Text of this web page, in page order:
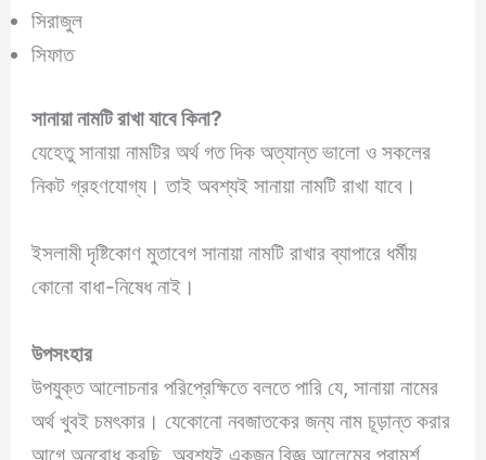
সিরাজুল
সিফাত
সানায়া নামটি রাখা যাবে কিনা?
যেহেতু সানায়া নামটির অর্থ গত দিক অত্যান্ত ভালো ও সকলের
নিকট গ্রহণযোগ্য। তাই অবশ্যই সানায়া নামটি রাখা যাবে।
ইসলামী দৃষ্টিকোণ মুতাবেগ সানায়া নামটি রাখার ব্যাপারে ধর্মীয়
কোনো বাধা-নিষেধ নাই।
উপসংহার
উপযুক্ত আলোচনার পরিপ্রেক্ষিতে বলতে পারি যে, সানায়া নামের
অর্থ খুবই চমৎকার। যেকোনো নবজাতকের জন্য নাম চূড়ান্ত করার
আগে অনুরোধ করছি, অবশ্যই একজন বিজ্ঞ আলেমের পরামর্শ